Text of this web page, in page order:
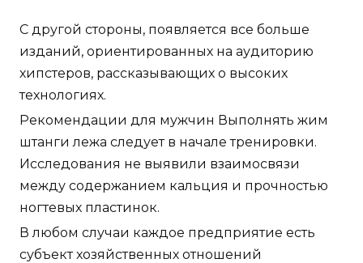
С другой стороны, появляется все больше
изданий, ориентированных на аудиторию
хипстеров, рассказывающих о высоких
технологиях.
Рекомендации для мужчин Выполнять жим
штанги лежа следует в начале тренировки.
Исследования не выявили взаимосвязи
между содержанием кальция и прочностью
ногтевых пластинок.
В любом случаи каждое предприятие есть
субъект хозяйственных отношений